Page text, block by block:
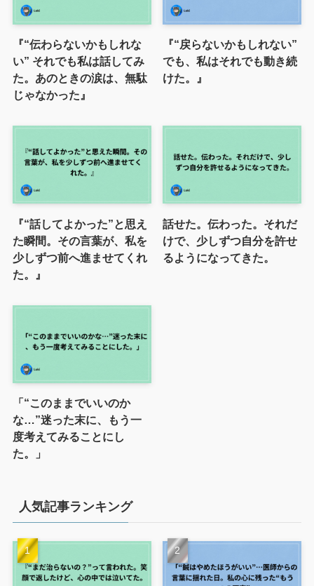
『“伝わらないかもしれな
い” それでも私は話してみ
た。あのときの涙は、無駄
じゃなかった』
『“戻らないかもしれない”
でも、私はそれでも動き続
けた。』
『“話してよかった”と思え
た瞬間。その言葉が、私を
少しずつ前へ進ませてくれ
た。』
話せた。伝わった。それだ
けで、少しずつ自分を許せ
るようになってきた。
「“このままでいいのか
な…”迷った末に、もう一
度考えてみることにし
た。」
人気記事ランキング